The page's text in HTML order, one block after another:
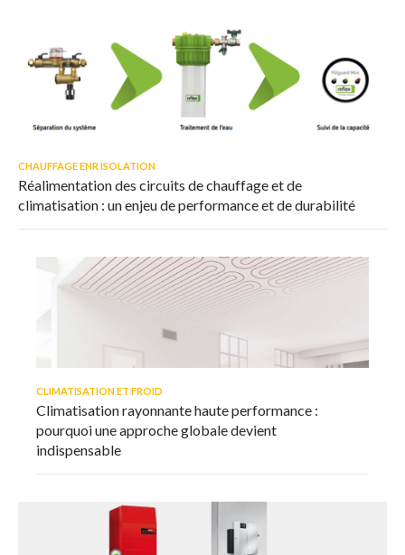
CHAUFFAGE ENR ISOLATION
Réalimentation des circuits de chauffage et de
climatisation : un enjeu de performance et de durabilité
CLIMATISATION ET FROID
Climatisation rayonnante haute performance :
pourquoi une approche globale devient
indispensable